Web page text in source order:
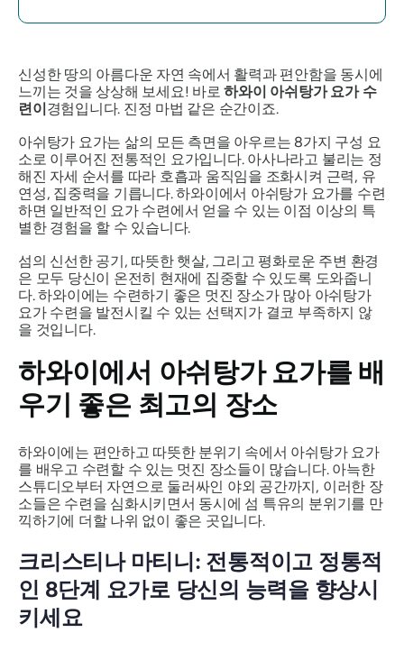
신성한 땅의 아름다운 자연 속에서 활력과 편안함을 동시에
느끼는 것을 상상해 보세요! 바로하와이 아쉬탕가 요가 수
련이경험입니다. 진정 마법 같은 순간이죠.
아쉬탕가 요가는 삶의 모든 측면을 아우르는 8가지 구성 요
소로 이루어진 전통적인 요가입니다. 아사나라고 불리는 정
해진 자세 순서를 따라 호흡과 움직임을 조화시켜 근력, 유
연성, 집중력을 기릅니다. 하와이에서 아쉬탕가 요가를 수련
하면 일반적인 요가 수련에서 얻을 수 있는 이점 이상의 특
별한 경험을 할 수 있습니다.
섬의 신선한 공기, 따뜻한 햇살, 그리고 평화로운 주변 환경
은 모두 당신이 온전히 현재에 집중할 수 있도록 도와줍니
다. 하와이에는 수련하기 좋은 멋진 장소가 많아 아쉬탕가
요가 수련을 발전시킬 수 있는 선택지가 결코 부족하지 않
을 것입니다.
하와이에서 아쉬탕가 요가를 배
우기 좋은 최고의 장소
하와이에는 편안하고 따뜻한 분위기 속에서 아쉬탕가 요가
를 배우고 수련할 수 있는 멋진 장소들이 많습니다. 아늑한
스튜디오부터 자연으로 둘러싸인 야외 공간까지, 이러한 장
소들은 수련을 심화시키면서 동시에 섬 특유의 분위기를 만
끽하기에 더할 나위 없이 좋은 곳입니다.
크리스티나 마티니: 전통적이고 정통적
인 8단계 요가로 당신의 능력을 향상시
키세요